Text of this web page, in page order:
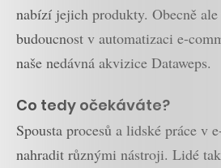
nabízí jejich produkty. Obecně
budoucnost v automatizaci e-
naše nedávná akvizice Dataweps.
Co tedy očekáváte?
Spousta procesů a lidské práce v
nahradit různými nástroji. Lidé